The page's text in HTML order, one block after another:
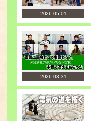
2026.05.01
2026.03.31